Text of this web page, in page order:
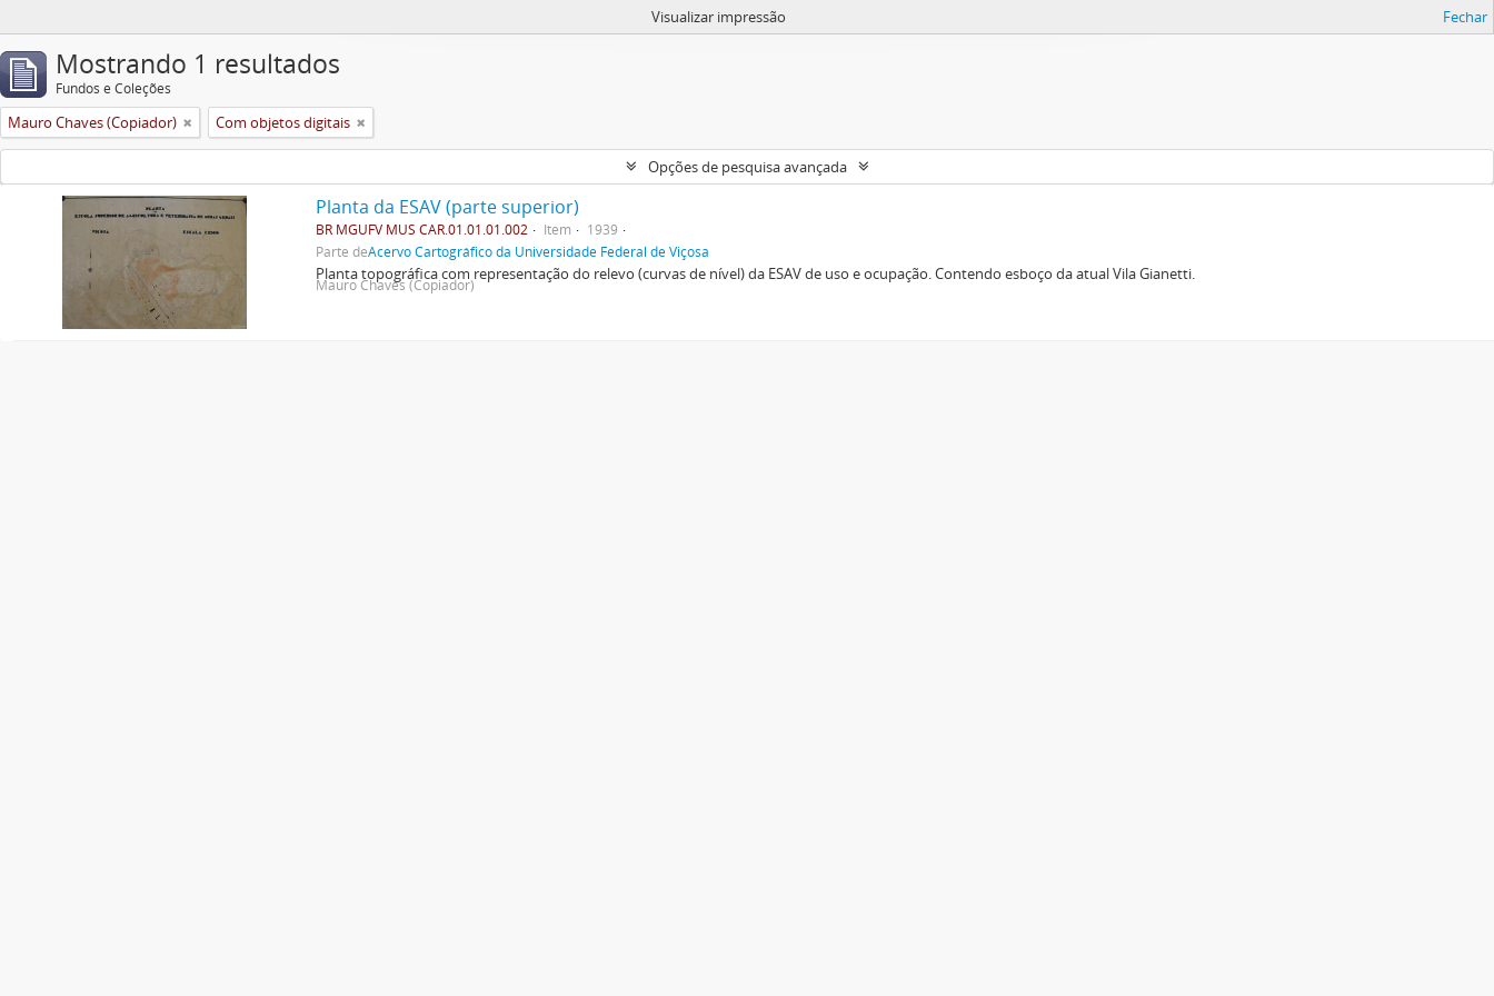
Visualizar impressão Fechar
Mostrando 1 resultados
Fundos e Coleções
Mauro Chaves (Copiador) Com objetos digitais
Opções de pesquisa avançada
Planta da ESAV (parte superior)
BR MGUFV MUS CAR.01.01.01.002 Item
1939
Parte deAcervo Cartográfico da Universidade Federal de Viçosa
Planta topográfica com representação do relevo (curvas de nível) da ESAV de uso e ocupação. Contendo esboço da atual Vila Gianetti.
Mauro Chaves (Copiador)